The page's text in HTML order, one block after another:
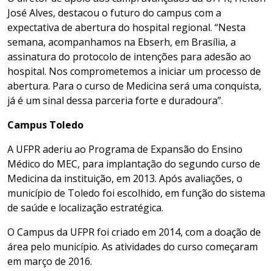
José Alves, destacou o futuro do campus com a
expectativa de abertura do hospital regional. “Nesta
semana, acompanhamos na Ebserh, em Brasília, a
assinatura do protocolo de intenções para adesão ao
hospital. Nos comprometemos a iniciar um processo de
abertura. Para o curso de Medicina será uma conquista,
já é um sinal dessa parceria forte e duradoura”.
Campus Toledo
A UFPR aderiu ao Programa de Expansão do Ensino
Médico do MEC, para implantação do segundo curso de
Medicina da instituição, em 2013. Após avaliações, o
município de Toledo foi escolhido, em função do sistema
de saúde e localização estratégica.
O Campus da UFPR foi criado em 2014, com a doação de
área pelo município. As atividades do curso começaram
em março de 2016.